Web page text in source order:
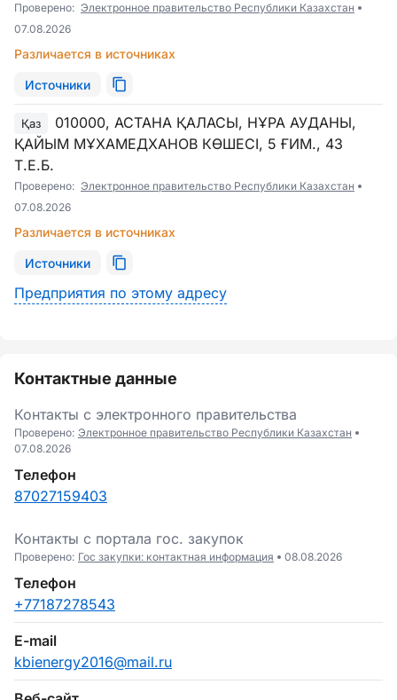
Проверено: Электронное правительство Республики Казахстан
07.08.2026
Различается в источниках
Источники
Қаз
010000, АСТАНА ҚАЛАСЫ, НҰРА АУДАНЫ,
ҚАЙЫМ МҰХАМЕДХАНОВ КӨШЕСІ, 5 ҒИМ., 43
Т.Е.Б.
Проверено: Электронное правительство Республики Казахстан
07.08.2026
Различается в источниках
Источники
Предприятия по этому адресу
Контактные данные
Контакты с электронного правительства
Проверено: Электронное правительство Республики Казахстан
07.08.2026
Телефон
87027159403
Контакты c портала гоc. закупок
Проверено: Гос закупки: контактная информация 08.08.2026
Телефон
+77187278543
E-mail
kbienergy2016@mail.ru